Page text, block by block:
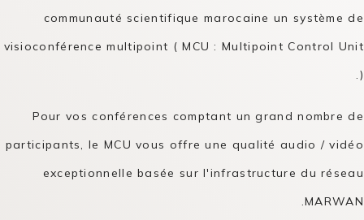
communauté scientifique marocaine un système de
visioconférence multipoint ( MCU : Multipoint Control Unit
).
Pour vos conférences comptant un grand nombre de
participants, le MCU vous offre une qualité audio / vidéo
exceptionnelle basée sur l'infrastructure du réseau
MARWAN.